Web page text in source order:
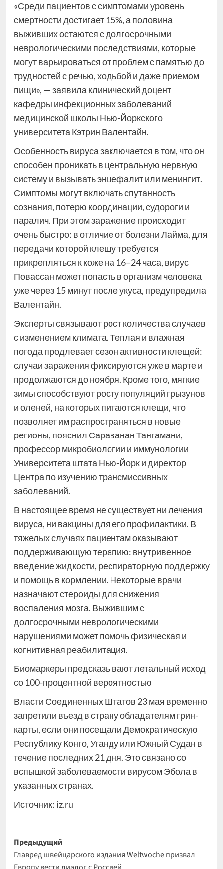
«Среди пациентов с симптомами уровень
смертности достигает 15%, а половина
выживших остаются с долгосрочными
неврологическими последствиями, которые
могут варьироваться от проблем с памятью до
трудностей с речью, ходьбой и даже приемом
пищи», — заявила клинический доцент
кафедры инфекционных заболеваний
медицинской школы Нью-Йоркского
университета Кэтрин Валентайн.
Особенность вируса заключается в том, что он
способен проникать в центральную нервную
систему и вызывать энцефалит или менингит.
Симптомы могут включать спутанность
сознания, потерю координации, судороги и
паралич. При этом заражение происходит
очень быстро: в отличие от болезни Лайма, для
передачи которой клещу требуется
прикрепляться к коже на 16–24 часа, вирус
Повассан может попасть в организм человека
уже через 15 минут после укуса, предупредила
Валентайн.
Эксперты связывают рост количества случаев
с изменением климата. Теплая и влажная
погода продлевает сезон активности клещей:
случаи заражения фиксируются уже в марте и
продолжаются до ноября. Кроме того, мягкие
зимы способствуют росту популяций грызунов
и оленей, на которых питаются клещи, что
позволяет им распространяться в новые
регионы, пояснил Сараванан Тангамани,
профессор микробиологии и иммунологии
Университета штата Нью-Йорк и директор
Центра по изучению трансмиссивных
заболеваний.
В настоящее время не существует ни лечения
вируса, ни вакцины для его профилактики. В
тяжелых случаях пациентам оказывают
поддерживающую терапию: внутривенное
введение жидкости, респираторную поддержку
и помощь в кормлении. Некоторые врачи
назначают стероиды для снижения
воспаления мозга. Выжившим с
долгосрочными неврологическими
нарушениями может помочь физическая и
когнитивная реабилитация.
Биомаркеры предсказывают летальный исход
со 100-процентной вероятностью
Власти Соединенных Штатов 23 мая временно
запретили въезд в страну обладателям грин-
карты, если они посещали Демократическую
Республику Конго, Уганду или Южный Судан в
течение последних 21 дня. Это связано со
вспышкой заболеваемости вирусом Эбола в
указанных странах.
Источник: iz.ru
Навигация
записи
Предыдущий
Главред швейцарского издания Weltwoche призвал